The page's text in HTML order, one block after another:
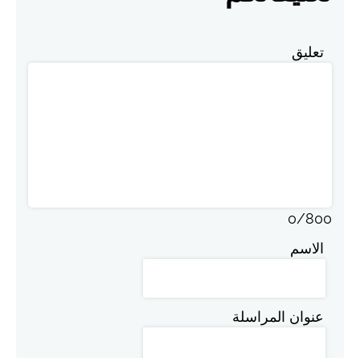
تعليق
0/800
الاسم
عنوان المراسلة